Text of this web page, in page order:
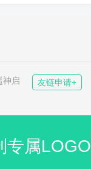
神启 友链申请+
专属LOGO